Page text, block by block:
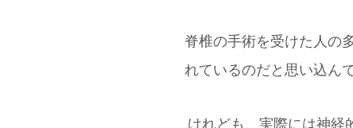
脊椎の手術を受けた人の
れているのだと思い込ん
けれども、実際には神経